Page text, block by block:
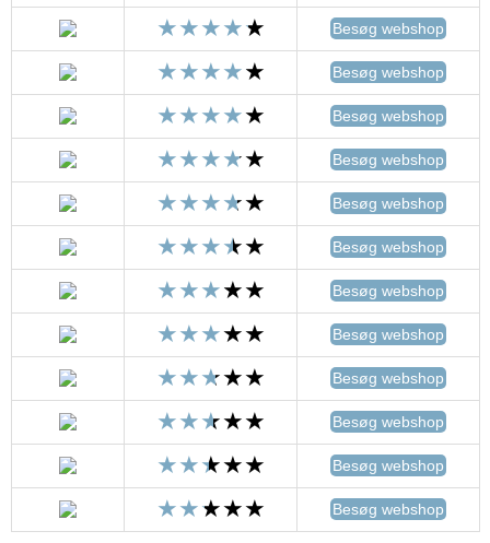
Besøg webshop
Besøg webshop
Besøg webshop
Besøg webshop
Besøg webshop
Besøg webshop
Besøg webshop
Besøg webshop
Besøg webshop
Besøg webshop
Besøg webshop
Besøg webshop